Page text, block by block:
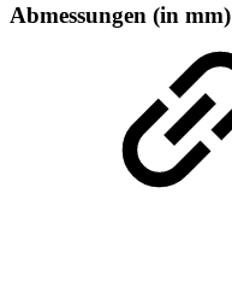
Abmessungen (in mm)